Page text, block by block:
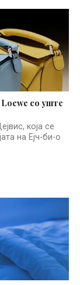
со уште
која се
на Ејч-би-о